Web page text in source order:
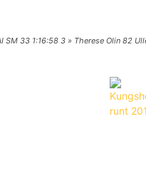
SM 33 1:16:58 3 » Therese Olin 82